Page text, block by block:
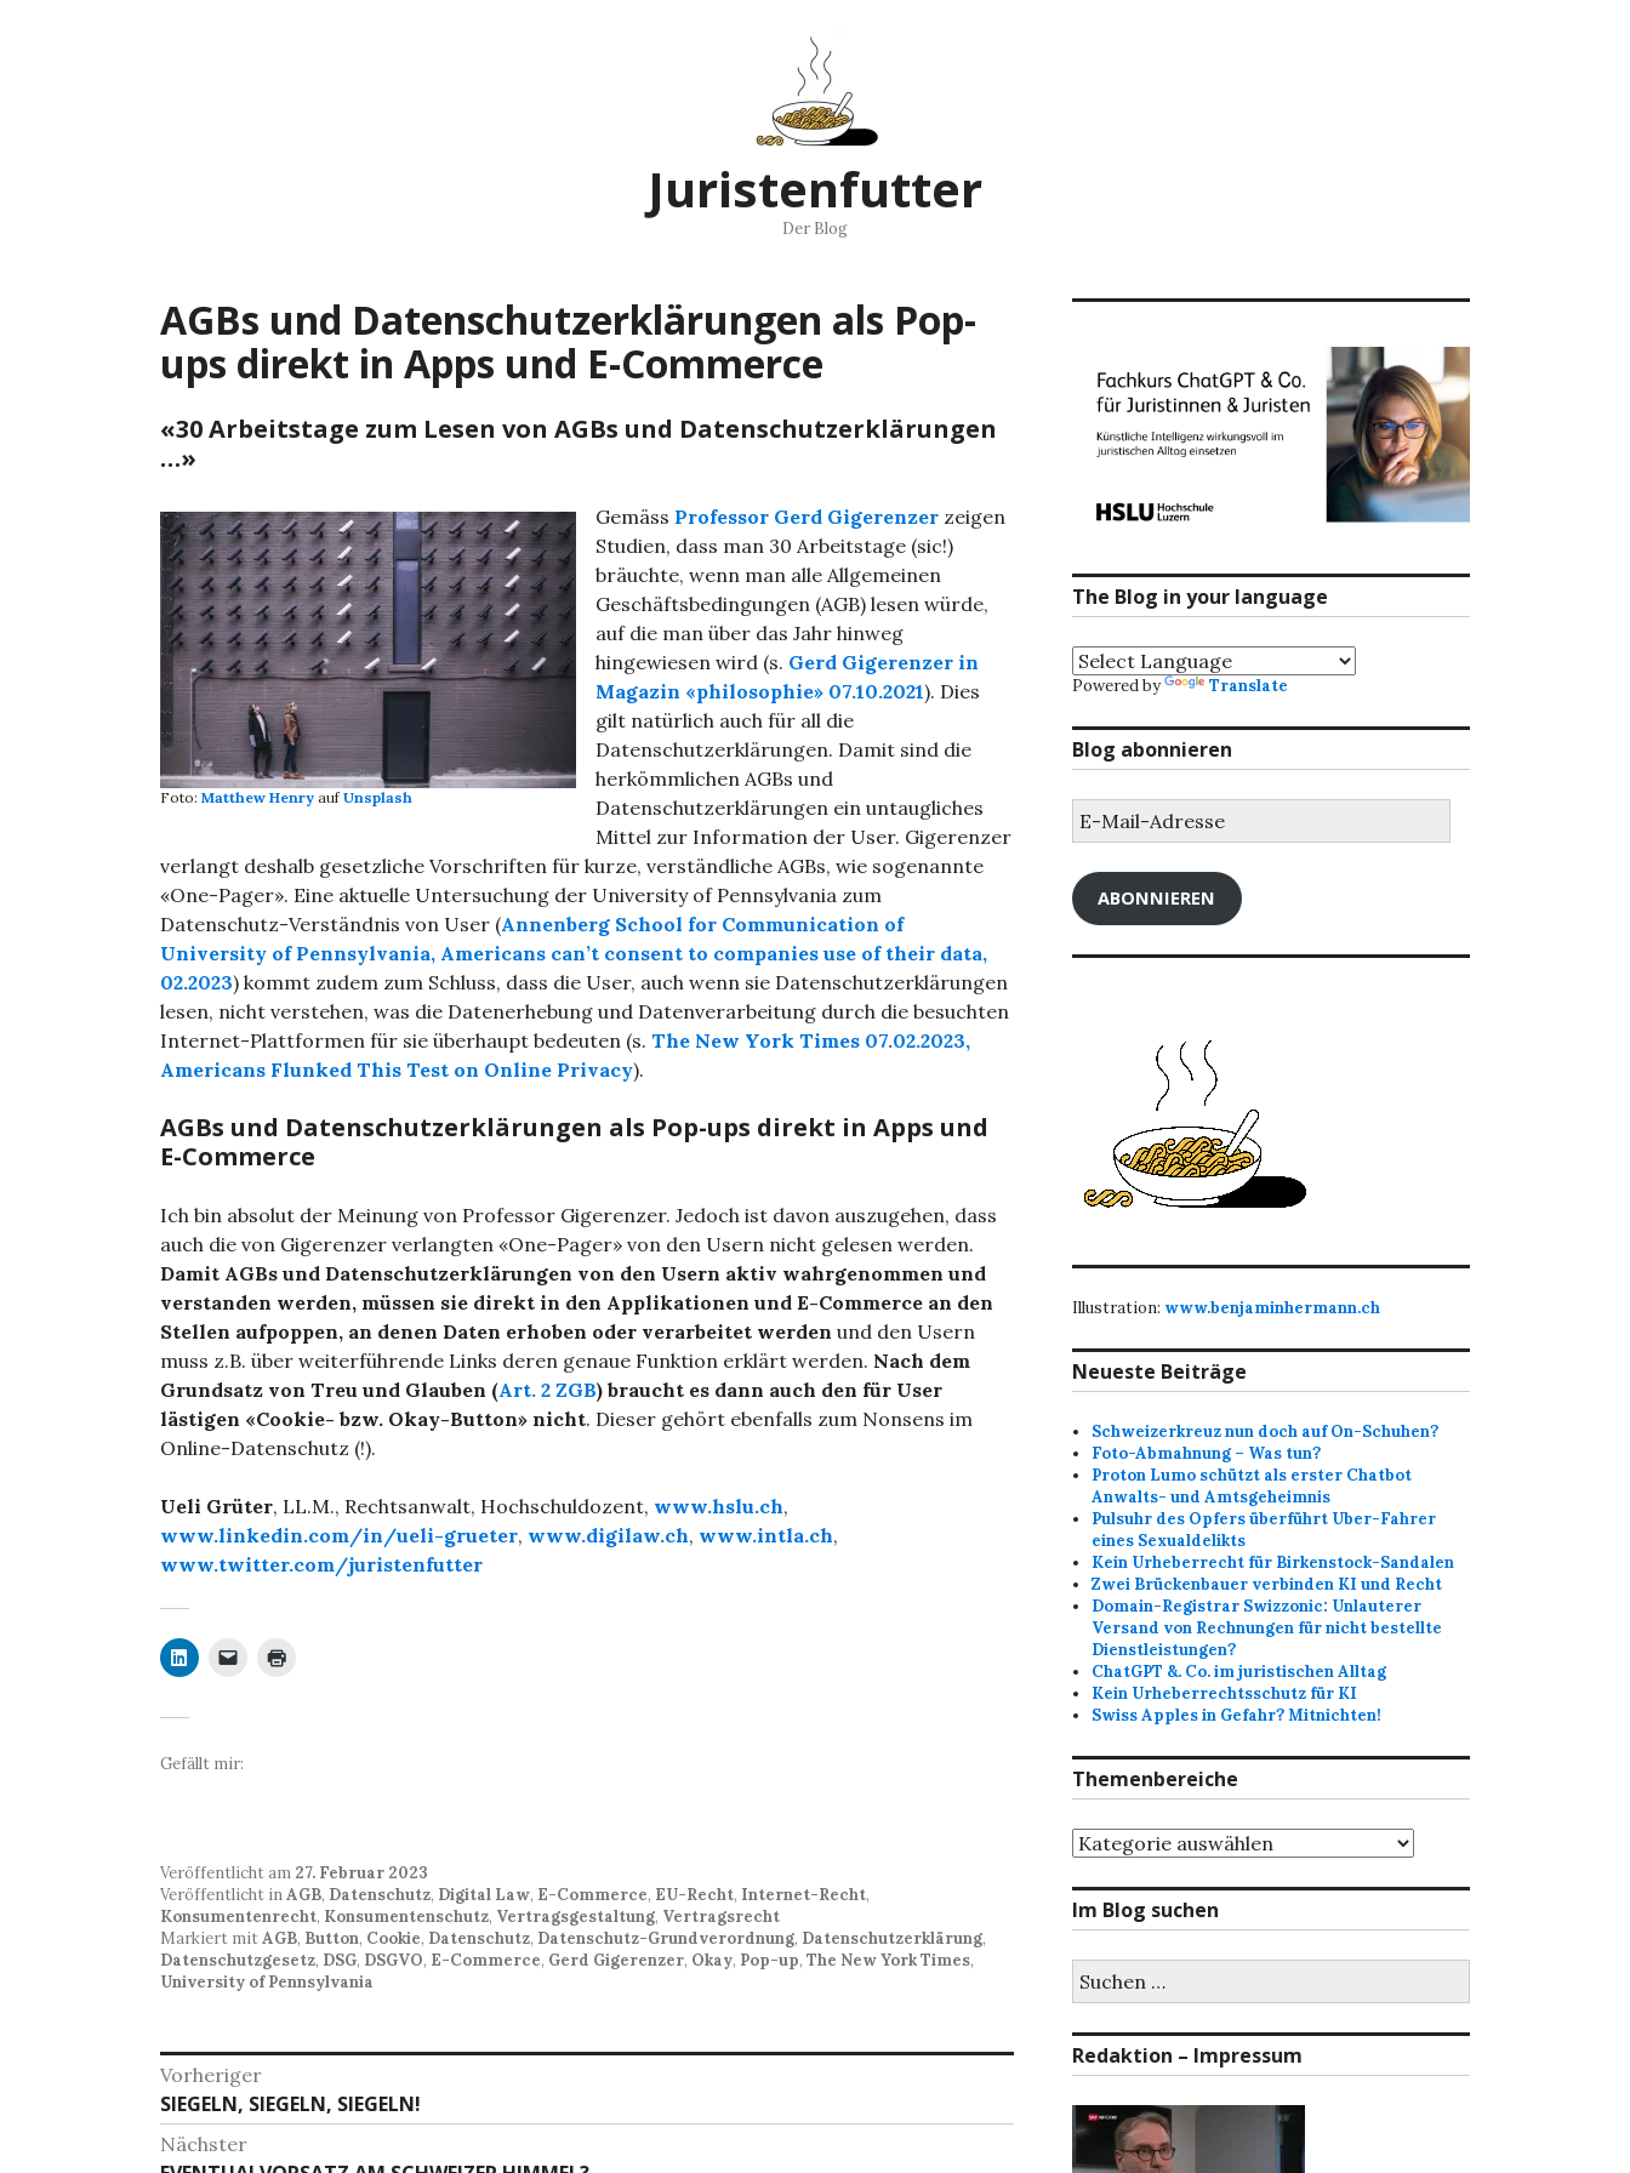
Juristenfutter
Der Blog
AGBs und Datenschutzerklärungen als Pop-
ups direkt in Apps und E-Commerce
«30 Arbeitstage zum Lesen von AGBs und Datenschutzerklärungen
…»
Foto: Matthew Henry aufUnsplash
Gemäss Professor Gerd Gigerenzer zeigen
Studien, dass man 30 Arbeitstage (sic!)
bräuchte, wenn man alle Allgemeinen
Geschäftsbedingungen (AGB) lesen würde,
auf die man über das Jahr hinweg
hingewiesen wird (s. Gerd Gigerenzer in
Magazin «philosophie» 07.10.2021). Dies
gilt natürlich auch für all die
Datenschutzerklärungen. Damit sind die
herkömmlichen AGBs und
Datenschutzerklärungen ein untaugliches
Mittel zur Information der User. Gigerenzer
verlangt deshalb gesetzliche Vorschriften für kurze, verständliche AGBs, wie sogenannte
«One-Pager». Eine aktuelle Untersuchung der University of Pennsylvania zum
Datenschutz-Verständnis von User (Annenberg School for Communication of
University of Pennsylvania, Americans can’t consent to companies use of their data,
02.2023) kommt zudem zum Schluss, dass die User, auch wenn sie Datenschutzerklärungen
lesen, nicht verstehen, was die Datenerhebung und Datenverarbeitung durch die besuchten
Internet-Plattformen für sie überhaupt bedeuten (s. The New York Times 07.02.2023,
Americans Flunked This Test on Online Privacy).
AGBs und Datenschutzerklärungen als Pop-ups direkt in Apps und
E-Commerce
Ich bin absolut der Meinung von Professor Gigerenzer. Jedoch ist davon auszugehen, dass
auch die von Gigerenzer verlangten «One-Pager» von den Usern nicht gelesen werden.
Damit AGBs und Datenschutzerklärungen von den Usern aktiv wahrgenommen und
verstanden werden, müssen sie direkt in den Applikationen und E-Commerce an den
Stellen aufpoppen, an denen Daten erhoben oder verarbeitet werden und den Usern
muss z.B. über weiterführende Links deren genaue Funktion erklärt werden. Nach dem
Grundsatz von Treu und Glauben (Art. 2 ZGB) braucht es dann auch den für User
lästigen «Cookie- bzw. Okay-Button» nicht. Dieser gehört ebenfalls zum Nonsens im
Online-Datenschutz (!).
Ueli Grüter, LL.M., Rechtsanwalt, Hochschuldozent, www.hslu.ch,
www.linkedin.com/in/ueli-grueter, www.digilaw.ch, www.intla.ch,
www.twitter.com/juristenfutter
Gefällt mir:
Veröffentlicht am 27. Februar 2023
Veröffentlicht inAGB, Datenschutz, Digital Law, E-Commerce, EU-Recht, Internet-Recht,
Konsumentenrecht, Konsumentenschutz, Vertragsgestaltung, Vertragsrecht
Markiert mitAGB, Button, Cookie, Datenschutz, Datenschutz-Grundverordnung, Datenschutzerklärung,
Datenschutzgesetz, DSG, DSGVO, E-Commerce, Gerd Gigerenzer, Okay, Pop-up, The New York Times,
University of Pennsylvania
Beitragsnavigation
Vorheriger
Vorheriger
Beitrag:
SIEGELN, SIEGELN, SIEGELN!
Nächster
The Blog in your language
Powered by Translate
Blog abonnieren
Mail-
ABONNIEREN
Illustration: www.benjaminhermann.ch
Neueste Beiträge
Schweizerkreuz nun doch auf On-Schuhen?
Foto-Abmahnung – Was tun?
Proton Lumo schützt als erster Chatbot
Anwalts- und Amtsgeheimnis
Pulsuhr des Opfers überführt Uber-Fahrer
eines Sexualdelikts
Kein Urheberrecht für Birkenstock-Sandalen
Zwei Brückenbauer verbinden KI und Recht
Domain-Registrar Swizzonic: Unlauterer
Versand von Rechnungen für nicht bestellte
Dienstleistungen?
ChatGPT &. Co. im juristischen Alltag
Kein Urheberrechtsschutz für KI
Swiss Apples in Gefahr? Mitnichten!
Themenbereiche
Themenbereiche
Im Blog suchen
nach:
Redaktion – Impressum